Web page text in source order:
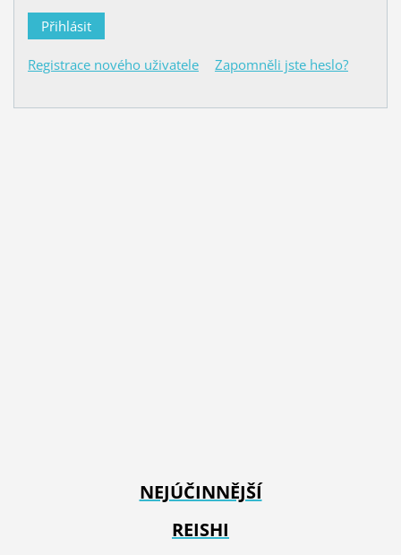
Registrace nového uživatele Zapomněli jste heslo?
NEJÚČINNĚJŠÍ
REISHI